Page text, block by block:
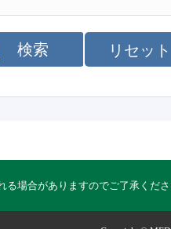
リセット
検索
場合がありますのでご了承くださ